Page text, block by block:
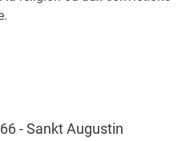
- Sankt Augustin